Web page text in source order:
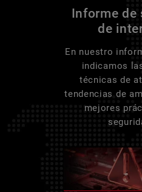
Informe de
de
En nuestro
indicamos
técnicas de
tendencias de
mejores